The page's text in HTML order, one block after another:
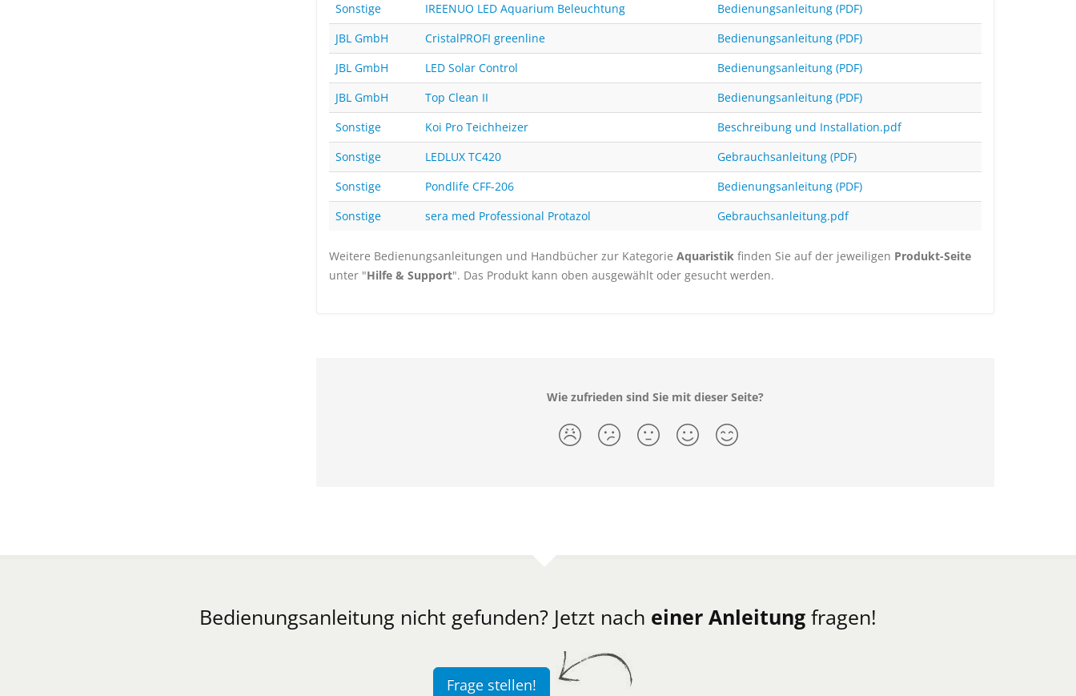
Sonstige
IREENUO LED Aquarium Beleuchtung
Bedienungsanleitung (PDF)
JBL GmbH
CristalPROFI greenline
Bedienungsanleitung (PDF)
JBL GmbH
LED Solar Control
Bedienungsanleitung (PDF)
JBL GmbH
Top Clean II
Bedienungsanleitung (PDF)
Sonstige
Koi Pro Teichheizer
Beschreibung und Installation.pdf
Sonstige
LEDLUX TC420
Gebrauchsanleitung (PDF)
Sonstige
Pondlife CFF-206
Bedienungsanleitung (PDF)
Sonstige
sera med Professional Protazol Gebrauchsanleitung.pdf
Weitere Bedienungsanleitungen und Handbücher zur Kategorie Aquaristikfinden Sie auf der jeweiligen Produkt-Seite
unter "Hilfe & Support". Das Produkt kann oben ausgewählt oder gesucht werden.
Wie zufrieden sind Sie mit dieser Seite?
Bedienungsanleitung nicht gefunden? Jetzt nach einer Anleitung fragen!
Frage stellen!